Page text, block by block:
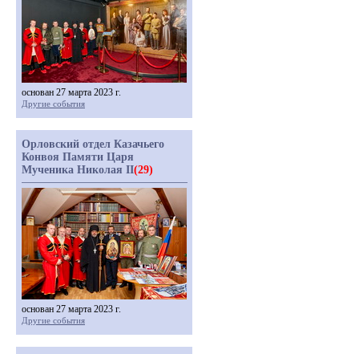
основан 27 марта 2023 г.
Другие события
Орловский отдел Казачьего
Конвоя Памяти Царя
Мученика Николая II(29)
основан 27 марта 2023 г.
Другие события